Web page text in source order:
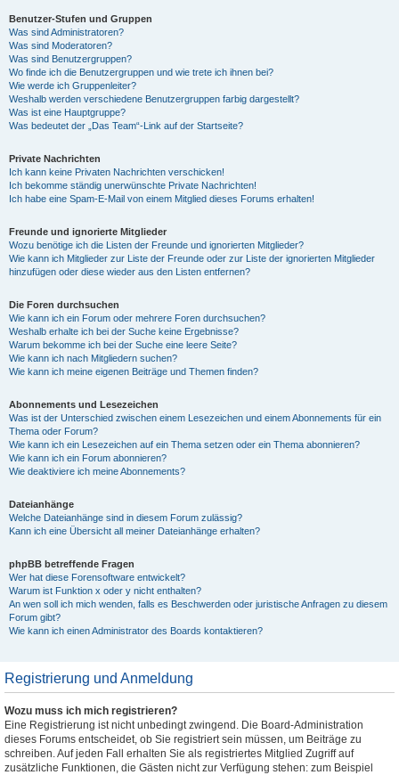
Benutzer-Stufen und Gruppen
Was sind Administratoren?
Was sind Moderatoren?
Was sind Benutzergruppen?
Wo finde ich die Benutzergruppen und wie trete ich ihnen bei?
Wie werde ich Gruppenleiter?
Weshalb werden verschiedene Benutzergruppen farbig dargestellt?
Was ist eine Hauptgruppe?
Was bedeutet der „Das Team“-Link auf der Startseite?
Private Nachrichten
Ich kann keine Privaten Nachrichten verschicken!
Ich bekomme ständig unerwünschte Private Nachrichten!
Ich habe eine Spam-E-Mail von einem Mitglied dieses Forums erhalten!
Freunde und ignorierte Mitglieder
Wozu benötige ich die Listen der Freunde und ignorierten Mitglieder?
Wie kann ich Mitglieder zur Liste der Freunde oder zur Liste der ignorierten Mitglieder
hinzufügen oder diese wieder aus den Listen entfernen?
Die Foren durchsuchen
Wie kann ich ein Forum oder mehrere Foren durchsuchen?
Weshalb erhalte ich bei der Suche keine Ergebnisse?
Warum bekomme ich bei der Suche eine leere Seite?
Wie kann ich nach Mitgliedern suchen?
Wie kann ich meine eigenen Beiträge und Themen finden?
Abonnements und Lesezeichen
Was ist der Unterschied zwischen einem Lesezeichen und einem Abonnements für ein
Thema oder Forum?
Wie kann ich ein Lesezeichen auf ein Thema setzen oder ein Thema abonnieren?
Wie kann ich ein Forum abonnieren?
Wie deaktiviere ich meine Abonnements?
Dateianhänge
Welche Dateianhänge sind in diesem Forum zulässig?
Kann ich eine Übersicht all meiner Dateianhänge erhalten?
phpBB betreffende Fragen
Wer hat diese Forensoftware entwickelt?
Warum ist Funktion x oder y nicht enthalten?
An wen soll ich mich wenden, falls es Beschwerden oder juristische Anfragen zu diesem
Forum gibt?
Wie kann ich einen Administrator des Boards kontaktieren?
Registrierung und Anmeldung
Wozu muss ich mich registrieren?
Eine Registrierung ist nicht unbedingt zwingend. Die Board-Administration
dieses Forums entscheidet, ob Sie registriert sein müssen, um Beiträge zu
schreiben. Auf jeden Fall erhalten Sie als registriertes Mitglied Zugriff auf
zusätzliche Funktionen, die Gästen nicht zur Verfügung stehen: zum Beispiel